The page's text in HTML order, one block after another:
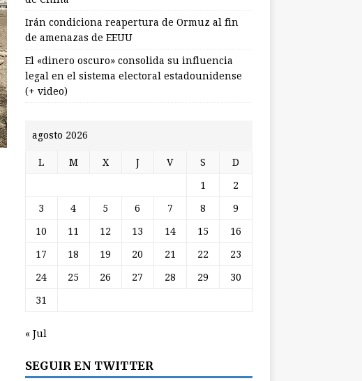
Irán condiciona reapertura de Ormuz al fin
de amenazas de EEUU
El «dinero oscuro» consolida su influencia
legal en el sistema electoral estadounidense
(+ video)
agosto 2026
L M X J V S D
1 2
3 4 5 6 7 8 9
10 11 12 13 14 15 16
17 18 19 20 21 22 23
24 25 26 27 28 29 30
31
« Jul
SEGUIR EN TWITTER